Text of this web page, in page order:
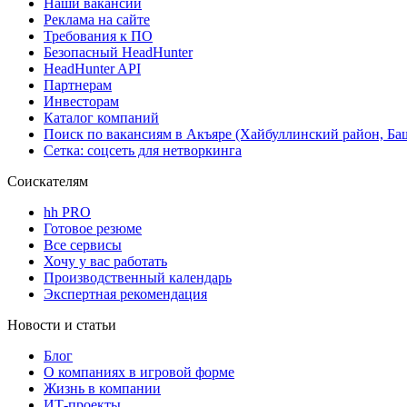
Наши вакансии
Реклама на сайте
Требования к ПО
Безопасный HeadHunter
HeadHunter API
Партнерам
Инвесторам
Каталог компаний
Поиск по вакансиям в Акъяре (Хайбуллинский район,
Сетка: соцсеть для нетворкинга
Соискателям
hh PRO
Готовое резюме
Все сервисы
Хочу у вас работать
Производственный календарь
Экспертная рекомендация
Новости и статьи
Блог
О компаниях в игровой форме
Жизнь в компании